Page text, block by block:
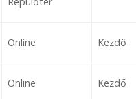
Online Kezdő
Online Kezdő